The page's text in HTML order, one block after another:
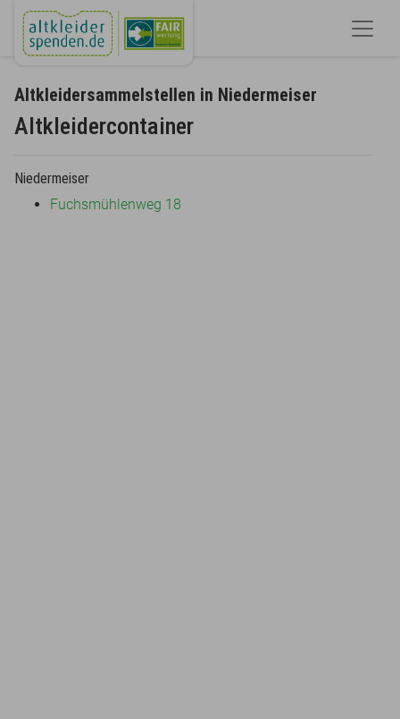
Altkleidersammelstellen in Niedermeiser
Altkleidercontainer
Niedermeiser
Fuchsmühlenweg 18